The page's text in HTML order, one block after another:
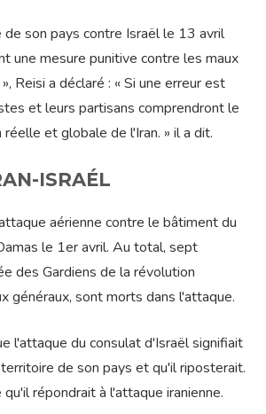
son pays contre Israël le 13 avril
une mesure punitive contre les maux
Reisi a déclaré : « Si une erreur est
et leurs partisans comprendront le
et globale de l'Iran. » il a dit.
ISRAÉL
aérienne contre le bâtiment du
le 1er avril. Au total, sept
des Gardiens de la révolution
généraux, sont morts dans l'attaque.
l'attaque du consulat d'Israël signifiait
de son pays et qu'il riposterait.
répondrait à l'attaque iranienne.